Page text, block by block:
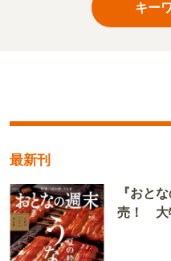
キー
最新刊
『おと
売！ 大